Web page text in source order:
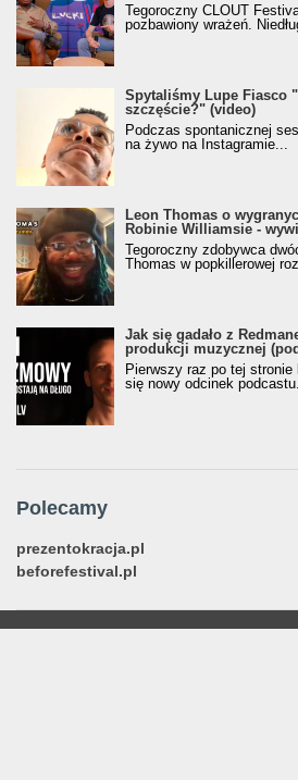
Tegoroczny CLOUT
pozbawiony wrażeń.
Spytaliśmy Lupe Fiasco
szczęście?" (video)
Podczas spontanicznej
na żywo na Instagramie...
Leon Thomas o
Robinie Williamsie -
Tegoroczny zdobywca
Thomas w popkillerowej
Jak się gadało z
produkcji muzycznej
Pierwszy raz po tej stronie
się nowy odcinek
Polecamy
prezentokracja.pl
beforefestival.pl